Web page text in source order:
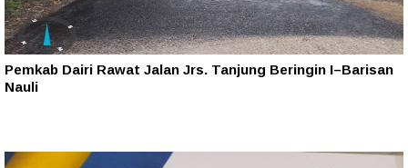
Pemkab Dairi Rawat Jalan Jrs. Tanjung Beringin I–Barisan
Nauli